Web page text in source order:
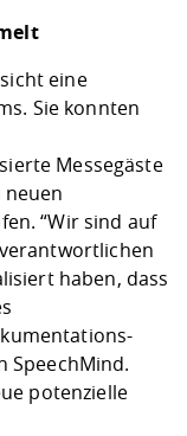
eine
Sie konnten
Messegäste
“Wir sind auf
haben, dass
SpeechMind.
potenzielle